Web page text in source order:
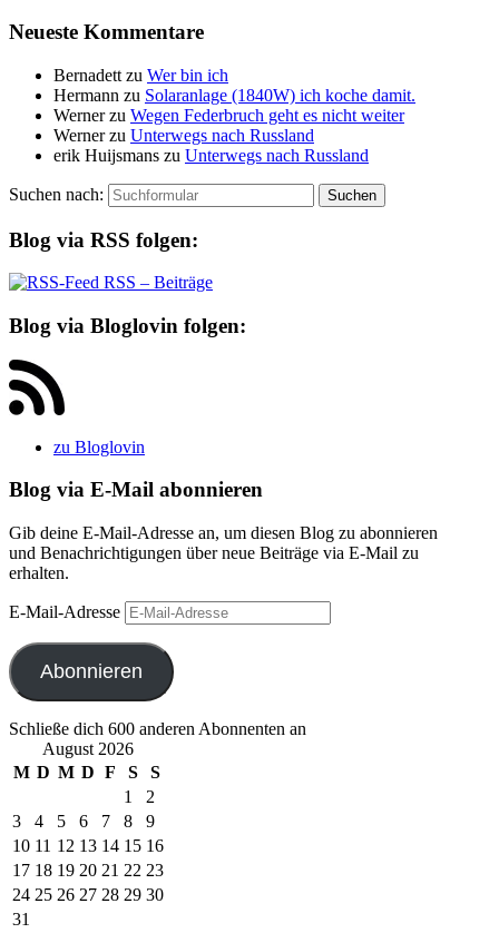
Neueste Kommentare
Bernadett zu Wer bin ich
Hermann zu Solaranlage (1840W) ich koche damit.
Wernerzu Wegen Federbruch geht es nicht weiter
Wernerzu Unterwegs nach Russland
erik Huijsmans zu Unterwegs nach Russland
Suchen nach:
Blog via RSS folgen:
RSS – Beiträge
Blog via Bloglovin folgen:
zu Bloglovin
Blog via E-Mail abonnieren
Gib deine E-Mail-Adresse an, um diesen Blog zu abonnieren
und Benachrichtigungen über neue Beiträge via E-Mail zu
erhalten.
E-Mail-Adresse
Abonnieren
Schließe dich 600 anderen Abonnenten an
August 2026
M D M D F S
S
1
2
3
4 5 6 7 8
9
10 11 12 13 14 15 16
17 18 19 20 21 22 23
24 25 26 27 28 29 30
31